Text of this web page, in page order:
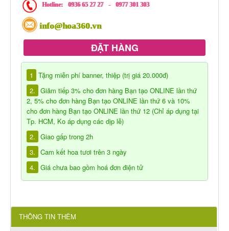
Hotline: 0936 65 27 27 - 0977 301 303
info@hoa360.vn
ĐẶT HÀNG
1
Tặng miễn phí banner, thiệp (trị giá 20.000đ)
2. Giảm tiếp 3% cho đơn hàng Bạn tạo ONLINE lần thứ
2, 5% cho đơn hàng Bạn tạo ONLINE lần thứ 6 và 10%
cho đơn hàng Bạn tạo ONLINE lần thứ 12 (Chỉ áp dụng tại
Tp. HCM, Ko áp dụng các dịp lễ)
2. Giao gấp trong 2h
3. Cam kết hoa tươi trên 3 ngày
4. Giá chưa bao gồm hoá đơn điện tử
THÔNG TIN THÊM